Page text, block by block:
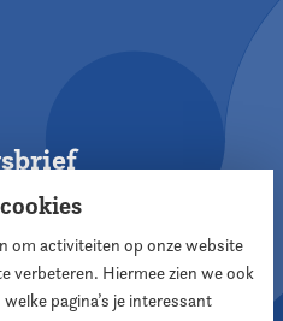
om activiteiten op onze website
verbeteren. Hiermee zien we ook
pagina’s je interessant